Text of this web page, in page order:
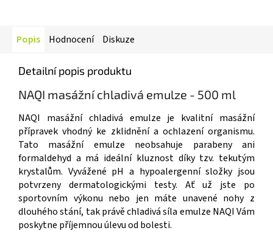
Popis Hodnocení Diskuze
Detailní popis produktu
NAQI masážní chladivá emulze - 500 ml
NAQI masážní chladivá emulze je kvalitní masážní
přípravek vhodný ke zklidnění a ochlazení organismu.
Tato masážní emulze neobsahuje parabeny ani
formaldehyd a má ideální kluznost díky tzv. tekutým
krystalům. Vyvážené pH a hypoalergenní složky jsou
potvrzeny dermatologickými testy. Ať už jste po
sportovním výkonu nebo jen máte unavené nohy z
dlouhého stání, tak právě chladivá síla emulze NAQI Vám
poskytne příjemnou úlevu od bolesti.